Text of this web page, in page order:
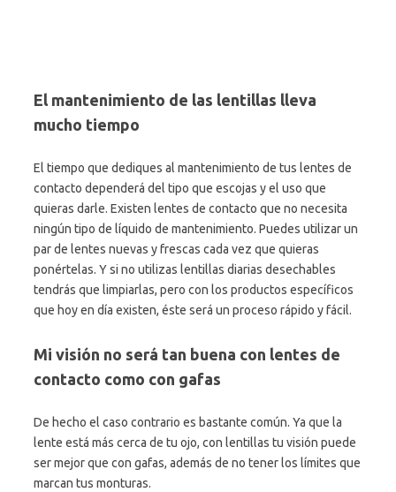
El mantenimiento de las lentillas lleva
mucho tiempo
El tiempo que dediques al mantenimiento de tus lentes de
contacto dependerá del tipo que escojas y el uso que
quieras darle. Existen lentes de contacto que no necesita
ningún tipo de líquido de mantenimiento. Puedes utilizar un
par de lentes nuevas y frescas cada vez que quieras
ponértelas. Y si no utilizas lentillas diarias desechables
tendrás que limpiarlas, pero con los productos específicos
que hoy en día existen, éste será un proceso rápido y fácil.
Mi visión no será tan buena con lentes de
contacto como con gafas
De hecho el caso contrario es bastante común. Ya que la
lente está más cerca de tu ojo, con lentillas tu visión puede
ser mejor que con gafas, además de no tener los límites que
marcan tus monturas.